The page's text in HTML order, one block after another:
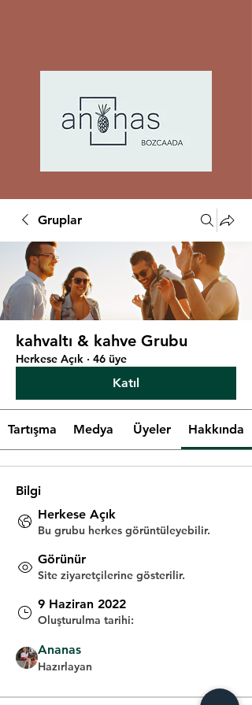
Gruplar
kahvaltı & kahve Grubu
Herkese Açık · 46 üye
Katıl
Tartışma Medya Üyeler Hakkında
Bilgi
Herkese Açık
Bu grubu herkes görüntüleyebilir.
Görünür
Site ziyaretçilerine gösterilir.
9 Haziran 2022
Oluşturulma tarihi:
Ananas
Hazırlayan